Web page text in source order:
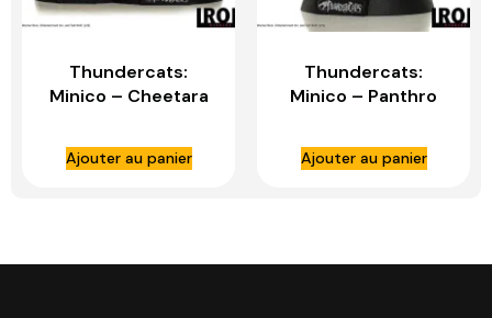
Thundercats:
Minico – Cheetara
Statue – IRON
STUDIOS
Ajouter au panier
Thundercats:
Minico – Panthro
STUDIOS
Ajouter au panier